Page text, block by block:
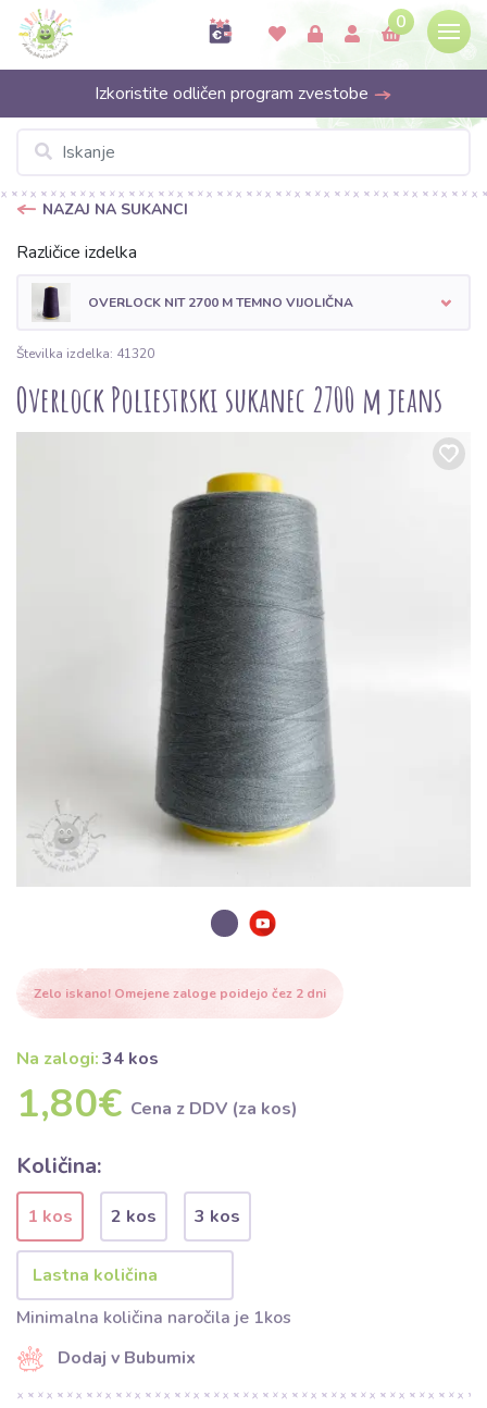
0
Izkoristite odličen program zvestobe
NAZAJ NA SUKANCI
Različice izdelka
OVERLOCK NIT 2700 M TEMNO VIJOLIČNA
Številka izdelka: 41320
Overlock Poliestrski sukanec 2700 m jeans
Zelo iskano! Omejene zaloge poidejo čez 2 dni
Na zalogi:34 kos
1,80€ Cena z DDV (za kos)
Količina:
1 kos 2 kos 3 kos
Minimalna količina naročila je 1kos
Dodaj v Bubumix